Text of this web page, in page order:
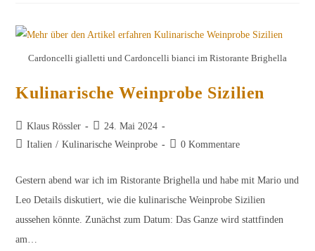
Cardoncelli gialletti und Cardoncelli bianci im Ristorante Brighella
Kulinarische Weinprobe Sizilien
Beitrags-
Autor:
Klaus Rössler
Beitrag
veröffentlicht:
24. Mai 2024
Beitrags-
Italien / Kulinarische Weinprobe
Beitrags-
0 Kommentare
Gestern abend war ich im Ristorante Brighella und habe mit Mario und
Leo Details diskutiert, wie die kulinarische Weinprobe Sizilien
aussehen könnte. Zunächst zum Datum: Das Ganze wird stattfinden
am…